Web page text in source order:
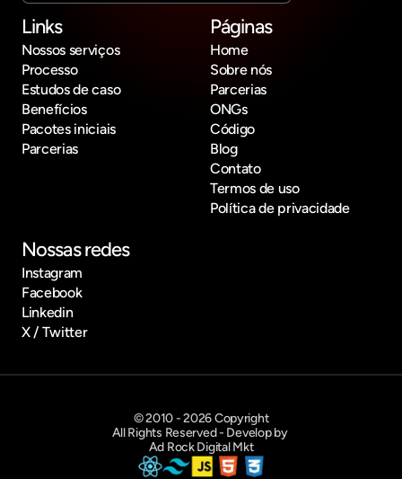
Links
Nossos serviços
Processo
Estudos de caso
Benefícios
Pacotes iniciais
Parcerias
Páginas
Home
Sobre nós
Parcerias
ONGs
Código
Blog
Contato
Termos de uso
Política de privacidade
Nossas redes
Instagram
Facebook
Linkedin
X / Twitter
© 2010 - 2026 Copyright
All Rights Reserved - Develop by
Ad Rock Digital Mkt